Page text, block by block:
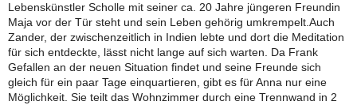
Aufgewärmt schmeckt nur
Grünkohl
Zirkus Fatale
Lebenskünstler Scholle mit seiner ca. 20 Jahre jüngeren Freundin
Maja vor der Tür steht und sein Leben gehörig umkrempelt.Auch
Zander, der zwischenzeitlich in Indien lebte und dort die Meditation
für sich entdeckte, lässt nicht lange auf sich warten. Da Frank
Gefallen an der neuen Situation findet und seine Freunde sich
gleich für ein paar Tage einquartieren, gibt es für Anna nur eine
Möglichkeit. Sie teilt das Wohnzimmer durch eine Trennwand in 2